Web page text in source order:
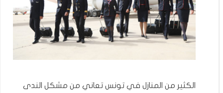
الكثير من المنازل في تونس تعاني من مشكل الندى